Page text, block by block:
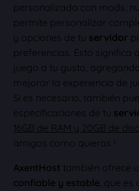
personalizada con mods,
permite personalizar
y opciones de tu servidor
preferencias. Esto significa
juego a tu gusto,
mejorar la experiencia de
Si es necesario, también
especificaciones de tu
16GB de RAM y 20GB de
amigos como quieras !
AxentHost también ofrece
confiable y estable, que es